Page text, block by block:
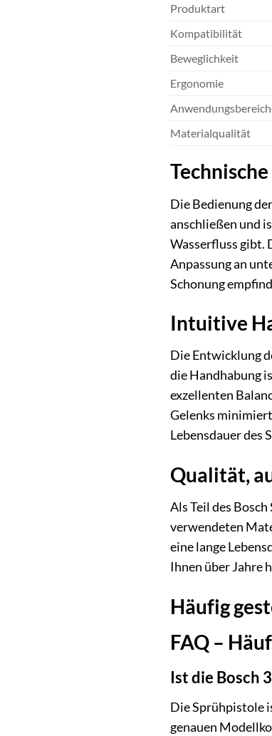
Produktart
Kompatibilität
Beweglichkeit
Ergonomie
Materialqualität
Die Bedienung
anschließen und
Wasserfluss gibt.
Anpassung an
Schonung
Intuitive
Die Entwicklung
die Handhabung
exzellenten
Gelenks
Lebensdauer des
Qualität,
Als Teil des
verwendeten
eine lange
Ihnen über Jahre
Häufig
FAQ –
Ist die Bosch
Die Sprühpistole
genauen